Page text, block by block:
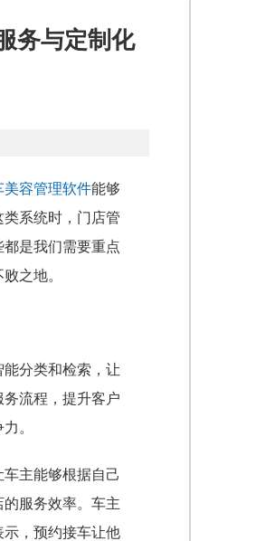
务与定制化
美容管理软件能够
系统时，门店管
是我们需要重点
之地。
分类和检索，让
流程，提升客户
。
主能够根据自己
服务效率。车主
，预约接车让他